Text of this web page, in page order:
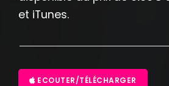
et iTunes.
ECOUTER/TÉLÉCHARGER